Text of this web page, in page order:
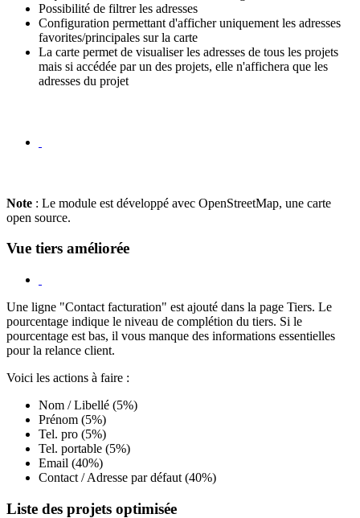
Possibilité de filtrer les adresses
Configuration permettant d'afficher uniquement les adresses
favorites/principales sur la carte
La carte permet de visualiser les adresses de tous les projets
mais si accédée par un des projets, elle n'affichera que les
adresses du projet
Note : Le module est développé avec OpenStreetMap, une carte
open source.
Vue tiers améliorée
Une ligne "Contact facturation" est ajouté dans la page Tiers. Le
pourcentage indique le niveau de complétion du tiers. Si le
pourcentage est bas, il vous manque des informations essentielles
pour la relance client.
Voici les actions à faire :
Nom / Libellé (5%)
Prénom (5%)
Tel. pro (5%)
Tel. portable (5%)
Email (40%)
Contact / Adresse par défaut (40%)
Liste des projets optimisée